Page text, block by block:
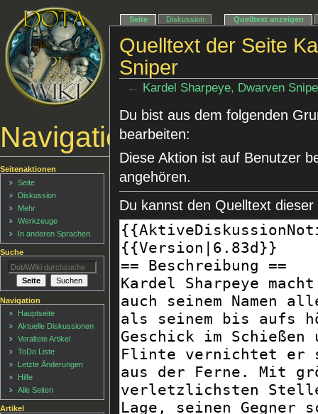
Quelltext der Seite
Sniper
← Kardel Sharpeye, Dwarven
Du bist aus dem folgenden
bearbeiten:
Diese Aktion ist auf Benutzer
angehören.
Du kannst den Quelltext
Navigationsmenü
Seite Diskussion Quelltext anzeigen
Seitenaktionen
Seite
Diskussion
Mehr
Werkzeuge
In anderen Sprachen
Suche
Navigation
Hauptseite
Aktuelle Diskussionen
Veraltete Artikel
ToDo Liste
Letzte Änderungen
Hilfe
Alle Seiten
Artikel